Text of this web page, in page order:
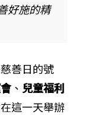
好施的精
善日的號
、 兒童福利
這一天舉辦